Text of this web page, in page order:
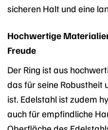
sicheren Halt und eine
Hochwertige
Freude
Der Ring ist aus
das für seine Robustheit
ist. Edelstahl ist zudem
auch für empfindliche